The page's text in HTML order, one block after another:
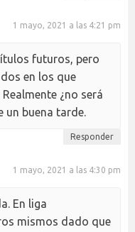
1 mayo, 2021 a las 4:21 pm
futuros, pero
en los que
¿no será
un buena tarde.
Responder
1 mayo, 2021 a las 4:30 pm
En liga
mismos dado que